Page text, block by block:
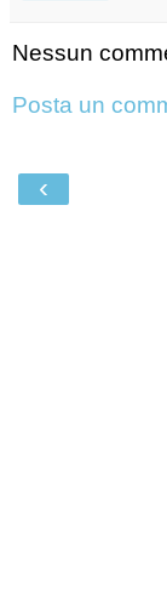
Nessun
Posta un
‹